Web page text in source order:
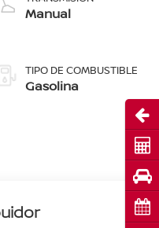
Manual
TIPO DE COMBUSTIBLE
Gasolina